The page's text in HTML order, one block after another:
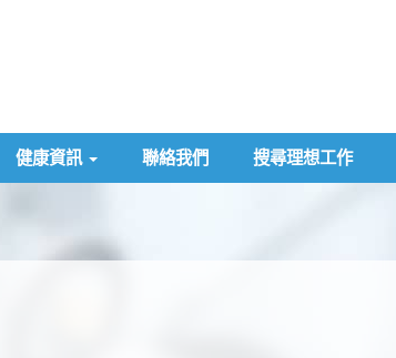
健康資訊 聯絡我們 搜尋理想工作